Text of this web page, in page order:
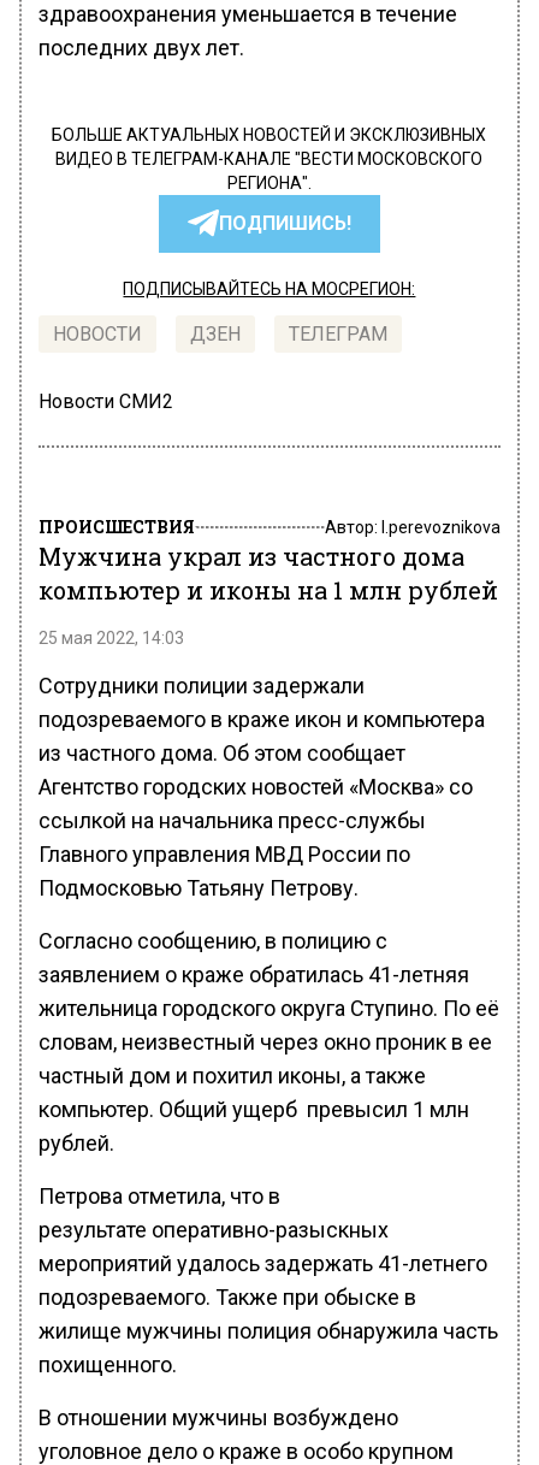
здравоохранения уменьшается в течение
последних двух лет.
БОЛЬШЕ АКТУАЛЬНЫХ НОВОСТЕЙ И ЭКСКЛЮЗИВНЫХ
ВИДЕО В ТЕЛЕГРАМ-КАНАЛЕ "ВЕСТИ МОСКОВСКОГО
РЕГИОНА".
ПОДПИШИСЬ!
ПОДПИСЫВАЙТЕСЬ НА МОСРЕГИОН:
НОВОСТИ ДЗЕН ТЕЛЕГРАМ
Новости СМИ2
ПРОИСШЕСТВИЯ Автор: l.perevoznikova
Мужчина украл из частного дома
компьютер и иконы на 1 млн рублей
25 мая 2022, 14:03
Сотрудники полиции задержали
подозреваемого в краже икон и компьютера
из частного дома. Об этом сообщает
Агентство городских новостей «Москва» со
ссылкой на начальника пресс-службы
Главного управления МВД России по
Подмосковью Татьяну Петрову.
Согласно сообщению, в полицию с
заявлением о краже обратилась 41-летняя
жительница городского округа Ступино. По её
словам, неизвестный через окно проник в ее
частный дом и похитил иконы, а также
компьютер. Общий ущерб превысил 1 млн
рублей.
Петрова отметила, что в
результате оперативно-разыскных
мероприятий удалось задержать 41-летнего
подозреваемого. Также при обыске в
жилище мужчины полиция обнаружила часть
похищенного.
В отношении мужчины возбуждено
уголовное дело о краже в особо крупном